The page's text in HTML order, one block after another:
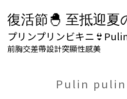
復活節🐣 至抵迎夏
プリンプリンビキニ
前胸交差帶設計突顯性感美
Pulin